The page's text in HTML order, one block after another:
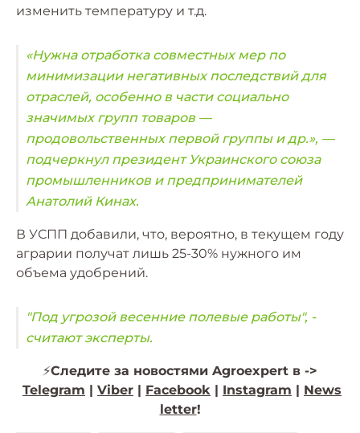
изменить температуру и т.д.
«Нужна отработка совместных мер по
минимизации негативных последствий для
отраслей, особенно в части социально
значимых групп товаров —
продовольственных первой группы и др.», —
подчеркнул президент Украинского союза
промышленников и предпринимателей
Анатолий Кинах.
В УСПП добавили, что, вероятно, в текущем году
аграрии получат лишь 25-30% нужного им
объема удобрений.
"Под угрозой весенние полевые работы", -
считают эксперты.
⚡️Следите за новостями Agroexpert в ->
Telegram | Viber | Facebook | Instagram | News
letter!